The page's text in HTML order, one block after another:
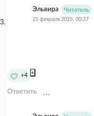
Эльвира Читатель
25 февраля 2025, 00:27
+4 +
Ответить